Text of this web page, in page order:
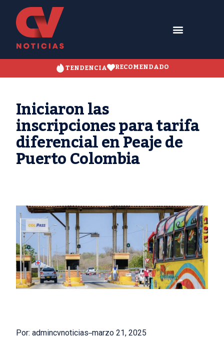
TENDENCIA RECOMENDADO
Iniciaron las
inscripciones para tarifa
diferencial en Peaje de
Puerto Colombia
Por: admincvnoticias marzo 21, 2025